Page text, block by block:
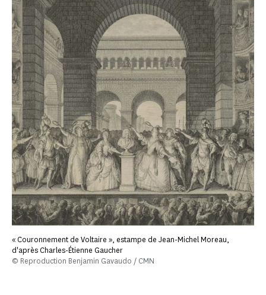
« Couronnement de Voltaire », estampe de Jean-Michel Moreau,
d'après Charles-Étienne Gaucher
© Reproduction Benjamin Gavaudo / CMN